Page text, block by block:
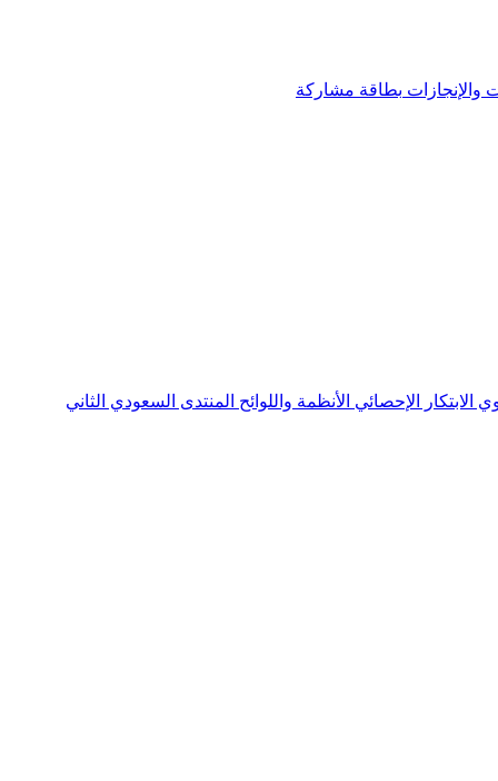
والإنجازات بطاقة مشاركة
الابتكار الإحصائي الأنظمة واللوائح المنتدى السعودي الثاني